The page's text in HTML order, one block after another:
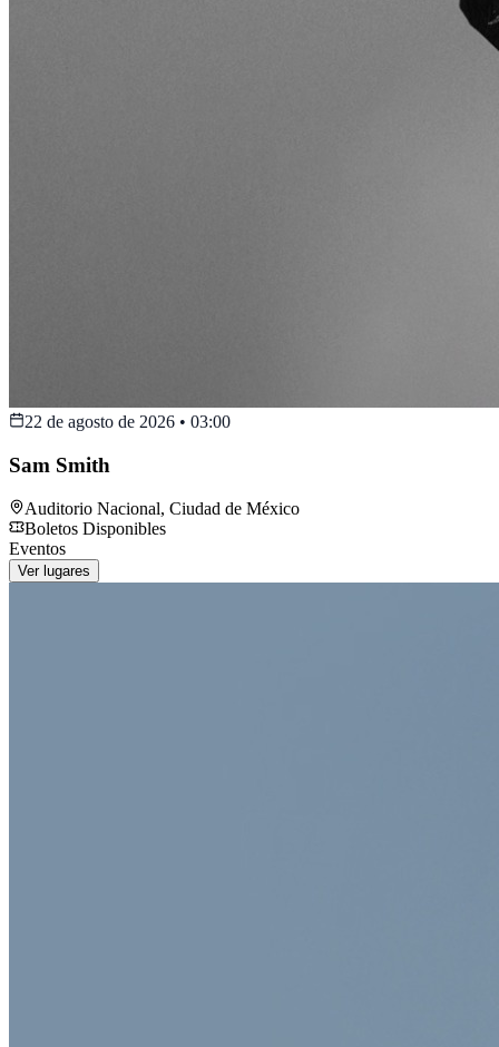
22 de agosto de 2026 • 03:00
Sam Smith
Auditorio Nacional, Ciudad de México
Boletos Disponibles
Eventos
Ver lugares